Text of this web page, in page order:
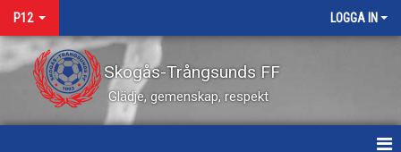
P12 LOGGA IN
Skogås-Trångsunds FF
Glädje, gemenskap, respekt